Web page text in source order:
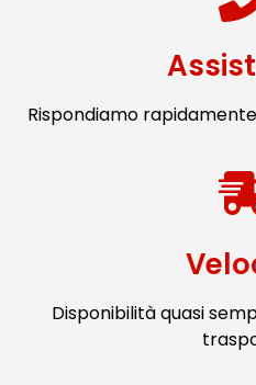
Rispondiamo
Disponibilità quasi